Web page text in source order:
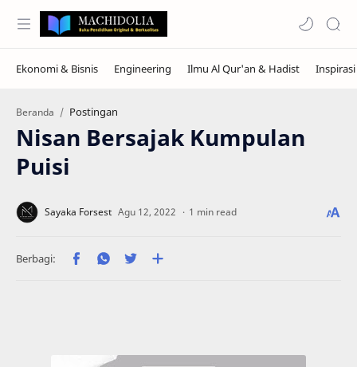
Beranda Postingan
Nisan Bersajak Kumpulan
Puisi
1 min read